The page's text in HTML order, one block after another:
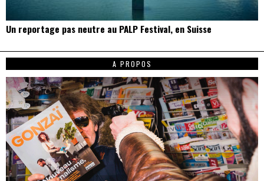
Un reportage pas neutre au PALP Festival, en Suisse
A PROPOS